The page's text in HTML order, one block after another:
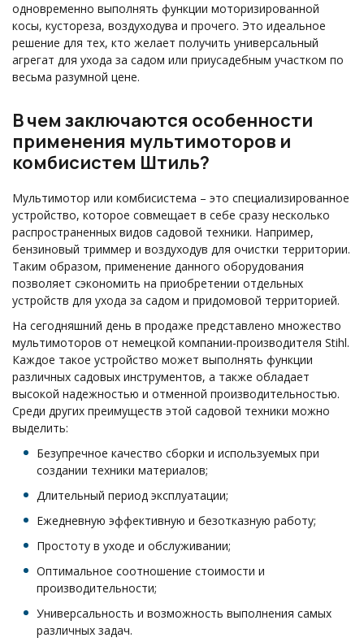
одновременно выполнять функции моторизированной
косы, кустореза, воздуходува и прочего. Это идеальное
решение для тех, кто желает получить универсальный
агрегат для ухода за садом или приусадебным участком по
весьма разумной цене.
В чем заключаются особенности
применения мультимоторов и
комбисистем Штиль?
Мультимотор или комбисистема – это специализированное
устройство, которое совмещает в себе сразу несколько
распространенных видов садовой техники. Например,
бензиновый триммер и воздуходув для очистки территории.
Таким образом, применение данного оборудования
позволяет сэкономить на приобретении отдельных
устройств для ухода за садом и придомовой территорией.
На сегодняшний день в продаже представлено множество
мультимоторов от немецкой компании-производителя Stihl.
Каждое такое устройство может выполнять функции
различных садовых инструментов, а также обладает
высокой надежностью и отменной производительностью.
Среди других преимуществ этой садовой техники можно
выделить:
Безупречное качество сборки и используемых при
создании техники материалов;
Длительный период эксплуатации;
Ежедневную эффективную и безотказную работу;
Простоту в уходе и обслуживании;
Оптимальное соотношение стоимости и
производительности;
Универсальность и возможность выполнения самых
различных задач.